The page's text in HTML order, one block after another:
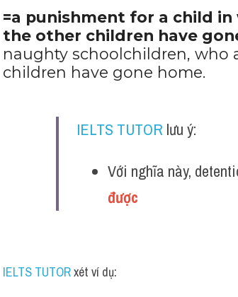
=a punishment for a child
the other children have
naughty schoolchildren, who
children have gone home.
IELTS TUTOR lưu ý:
Với nghĩa này,
được
xét ví dụ: